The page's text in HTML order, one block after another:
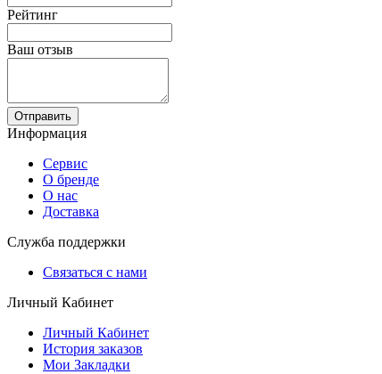
Рейтинг
Ваш отзыв
Отправить
Информация
Сервис
О бренде
О нас
Доставка
Служба поддержки
Связаться с нами
Личный Кабинет
Личный Кабинет
История заказов
Мои Закладки